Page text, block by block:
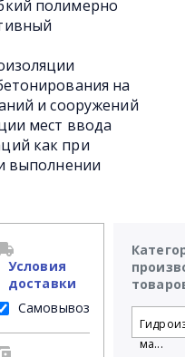
полимерно
на
и сооружений
мест ввода
как при
выполнении
Условия
доставки
Самовывоз
ма...